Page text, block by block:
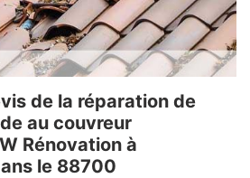
de la réparation de
au couvreur
Rénovation à
le 88700